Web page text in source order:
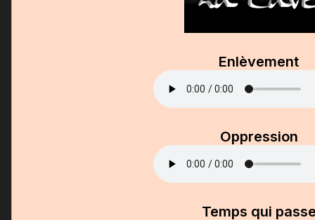
Enlèvement
Oppression
Temps qui